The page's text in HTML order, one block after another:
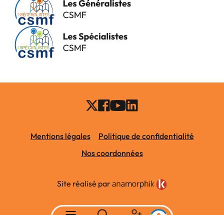
Mentions légales
Politique de confidentialité
Nos coordonnées
Site réalisé par